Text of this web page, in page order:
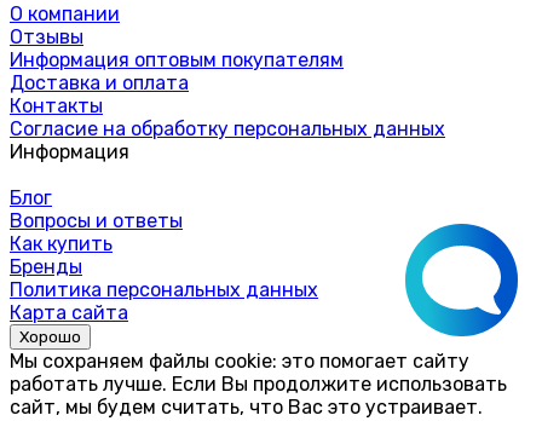
О компании
Отзывы
Информация оптовым покупателям
Доставка и оплата
Контакты
Согласие на обработку персональных данных
Информация
Блог
Вопросы и ответы
Как купить
Бренды
Политика персональных данных
Карта сайта
Хорошо
Мы сохраняем файлы cookie: это помогает сайту
работать лучше. Если Вы продолжите использовать
сайт, мы будем считать, что Вас это устраивает.